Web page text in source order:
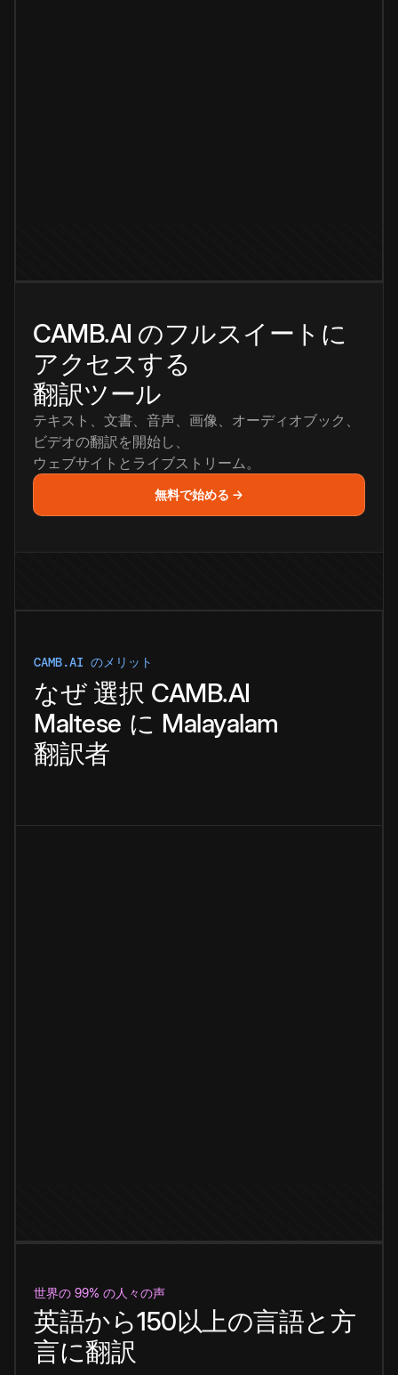
CAMB.AI のフルスイートに
アクセスする
翻訳ツール
テキスト、文書、音声、画像、オーディオブック、
ビデオの翻訳を開始し、
ウェブサイトとライブストリーム。
無料で始める →
CAMB.AI のメリット
なぜ 選択 CAMB.AI
Maltese に Malayalam
翻訳者
世界の 99% の人々の声
英語から150以上の言語と方
言に翻訳